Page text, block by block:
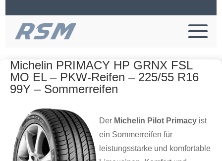
Michelin PRIMACY HP GRNX FSL
MO EL – PKW-Reifen – 225/55 R16
99Y – Sommerreifen
Der Michelin Pilot Primacy ist
ein Sommerreifen für
leistungsstarke und komfortable